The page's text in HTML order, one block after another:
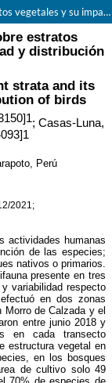
Efecto de la presión antrópica sobre tres estratos vegetales y su impacto en la diversidad y distribución de avifauna en la ZOCRE Morro de Calzada , Perú